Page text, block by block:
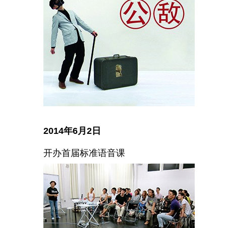
2014年6月2日
开办首届标准语音课